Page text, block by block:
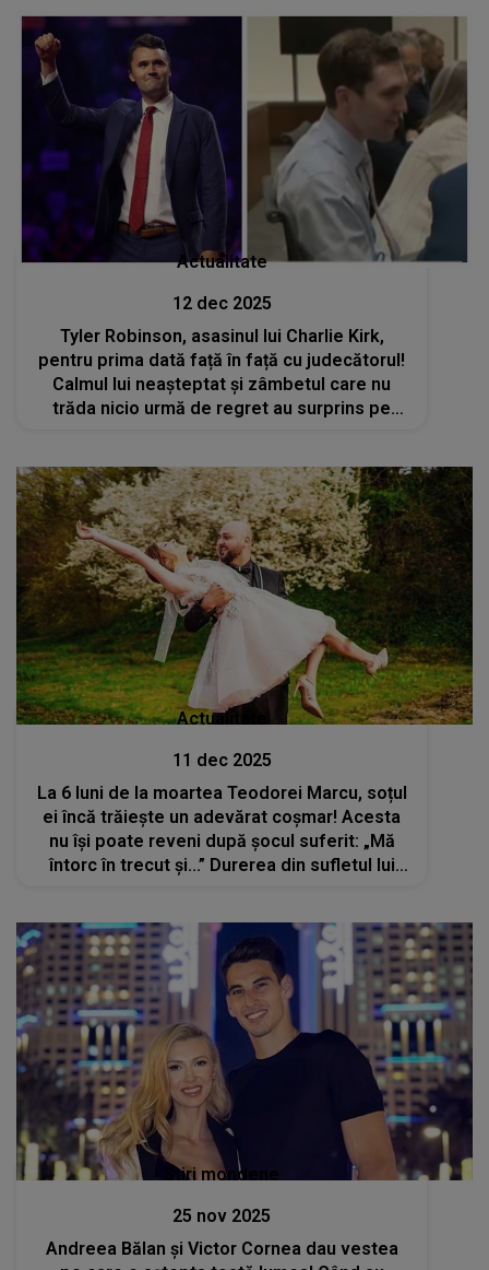
Actualitate
12 dec 2025
Tyler Robinson, asasinul lui Charlie Kirk,
pentru prima dată față în față cu judecătorul!
Calmul lui neașteptat și zâmbetul care nu
trăda nicio urmă de regret au surprins pe
Actualitate
11 dec 2025
La 6 luni de la moartea Teodorei Marcu, soțul
ei încă trăiește un adevărat coșmar! Acesta
nu își poate reveni după șocul suferit: „Mă
întorc în trecut și...” Durerea din sufletul lui
Stiri mondene
25 nov 2025
Andreea Bălan și Victor Cornea dau vestea